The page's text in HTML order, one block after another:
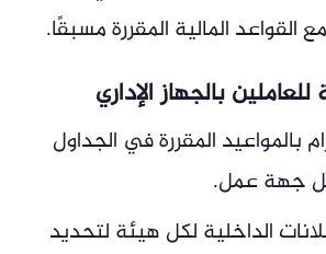
المالية المقررة مسبقًا.
بالجهاز الإداري
بالمواعيد المقررة في الجداول
جهة عمل.
الداخلية لكل هيئة لتحديد